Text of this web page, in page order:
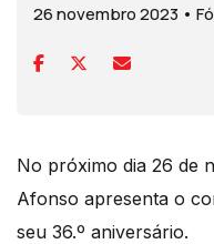
26 novembro 2023 •
No próximo dia 26 de
Afonso apresenta o
seu 36.º aniversário.